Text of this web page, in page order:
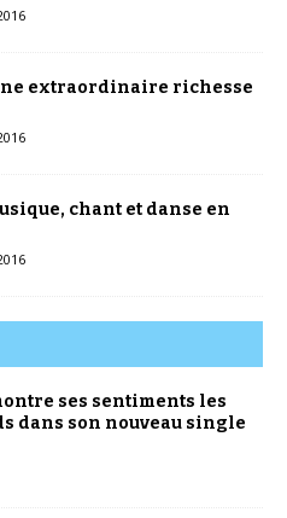
extraordinaire richesse
chant et danse en
ses sentiments les
dans son nouveau single